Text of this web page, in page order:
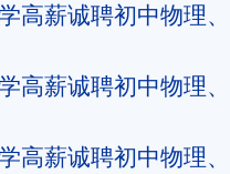
高薪诚聘初中物理
高薪诚聘初中物理
高薪诚聘初中物理